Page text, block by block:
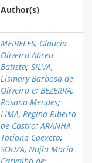
Author(s)
MEIRELES, Glaucia
Oliveira Abreu
Batista; SILVA,
Lismary Barbosa de
Oliveira e; BEZERRA,
Rosana Mendes;
LIMA, Regina Ribeiro
de Castro;ARANHA,
Tatiana Caexeta;
SOUZA, Najla Maria